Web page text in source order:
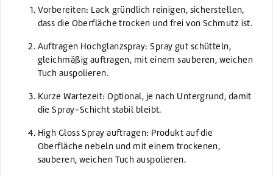
Vorbereiten: Lack gründlich reinigen, sicherstellen,
dass die Oberfläche trocken und frei von Schmutz ist.
Auftragen Hochglanzspray: Spray gut schütteln,
gleichmäßig auftragen, mit einem sauberen, weichen
Tuch auspolieren.
Kurze Wartezeit: Optional, je nach Untergrund, damit
die Spray-Schicht stabil bleibt.
High Gloss Spray auftragen: Produkt auf die
Oberfläche nebeln und mit einem trockenen,
sauberen, weichen Tuch auspolieren.